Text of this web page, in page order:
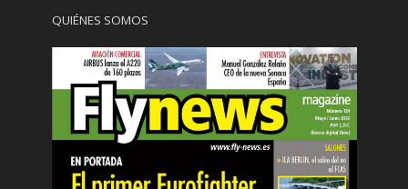
QUIÉNES SOMOS